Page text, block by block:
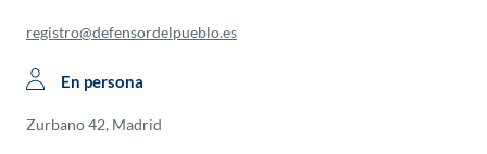
registro@defensordelpueblo.es
En persona
Zurbano 42, Madrid